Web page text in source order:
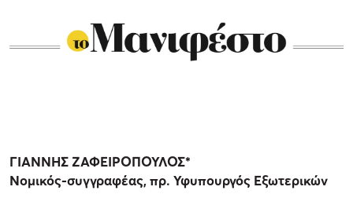
ΓΙΑΝΝΗΣ ΖΑΦΕΙΡΟΠΟΥΛΟΣ*
Νομικός-συγγραφέας, πρ. Υφυπουργός Εξωτερικών